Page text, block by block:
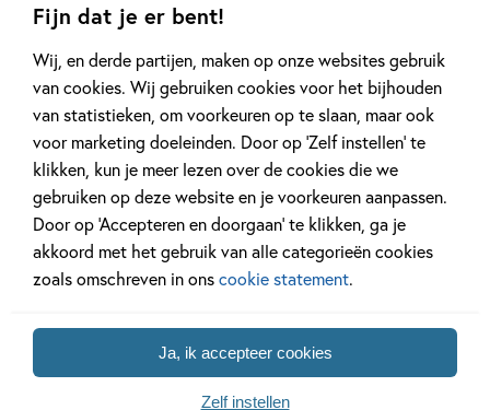
Fijn dat je er bent!
Wij, en derde partijen, maken op onze websites gebruik
van cookies. Wij gebruiken cookies voor het bijhouden
van statistieken, om voorkeuren op te slaan, maar ook
voor marketing doeleinden. Door op ‘Zelf instellen’ te
klikken, kun je meer lezen over de cookies die we
gebruiken op deze website en je voorkeuren aanpassen.
Door op ‘Accepteren en doorgaan’ te klikken, ga je
akkoord met het gebruik van alle categorieën cookies
zoals omschreven in onscookie statement.
Ja, ik accepteer cookies
Zelf instellen
Ik leer lezen met
Zwijsen
ik lees
36 delen